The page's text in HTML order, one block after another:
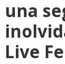
una
Live